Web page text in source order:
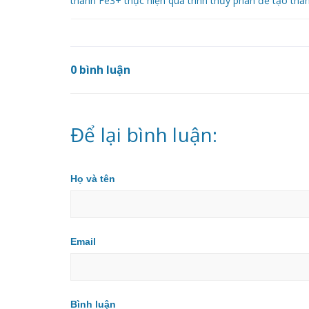
0 bình luận
Để lại bình luận:
Họ và tên
Email
Bình luận